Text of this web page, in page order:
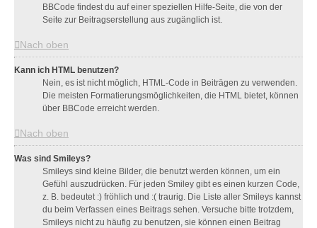
BBCode findest du auf einer speziellen Hilfe-Seite, die von der
Seite zur Beitragserstellung aus zugänglich ist.
Nach oben
Kann ich HTML benutzen?
Nein, es ist nicht möglich, HTML-Code in Beiträgen zu verwenden.
Die meisten Formatierungsmöglichkeiten, die HTML bietet, können
über BBCode erreicht werden.
Nach oben
Was sind Smileys?
Smileys sind kleine Bilder, die benutzt werden können, um ein
Gefühl auszudrücken. Für jeden Smiley gibt es einen kurzen Code,
z. B. bedeutet :) fröhlich und :( traurig. Die Liste aller Smileys kannst
du beim Verfassen eines Beitrags sehen. Versuche bitte trotzdem,
Smileys nicht zu häufig zu benutzen, sie können einen Beitrag